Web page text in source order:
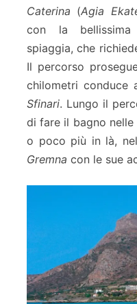
Caterina (Agia
con la
spiaggia, che
Il percorso
chilometri conduce
Sfinari. Lungo il
di fare il bagno nelle
o poco più in là,
Gremna con le sue